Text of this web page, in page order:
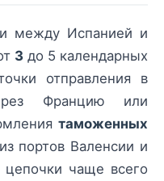
между Испанией и
3 до 5 календарных
отправления в
Францию или
таможенных
портов Валенсии и
цепочки чаще всего